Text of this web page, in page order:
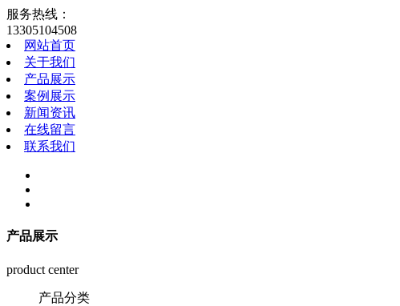
服务热线：
13305104508
网站首页
关于我们
产品展示
案例展示
新闻资讯
在线留言
联系我们
产品展示
product center
产品分类